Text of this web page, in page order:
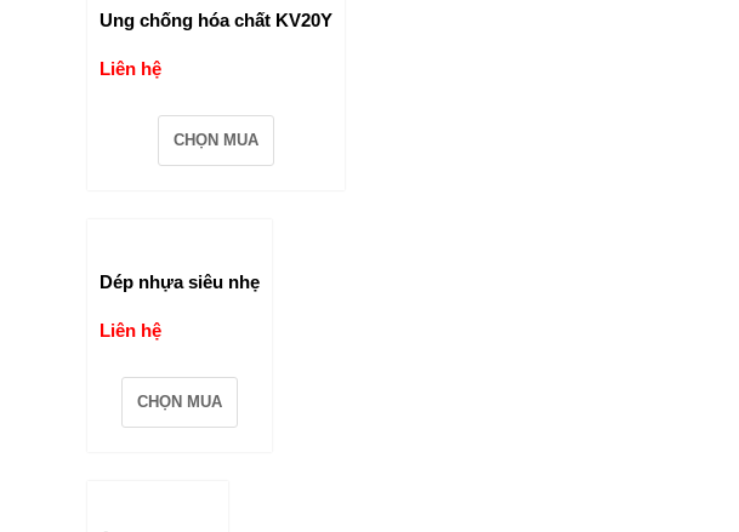
Ung chống hóa chất KV20Y
Liên hệ
CHỌN MUA
Dép nhựa siêu nhẹ
Liên hệ
CHỌN MUA